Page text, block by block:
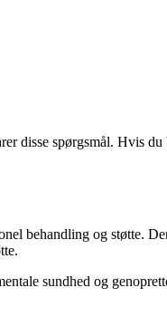
disse spørgsmål. Hvis
behandling og støtte.
sundhed og